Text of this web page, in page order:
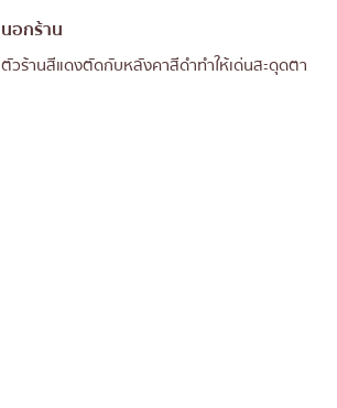
นอกร้าน
ตัวร้านสีแดงตัดกับหลังคาสีดำทำให้เด่นสะดุดตา